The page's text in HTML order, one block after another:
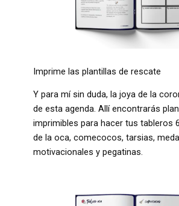
Imprime las plantillas de rescate
Y para mí sin duda, la joya de la
de esta agenda. Allí encontrarás
imprimibles para hacer tus tableros
de la oca, comecocos, tarsias,
motivacionales y pegatinas.